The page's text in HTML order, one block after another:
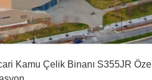
Kamu Çelik Binanı S355JR Özel